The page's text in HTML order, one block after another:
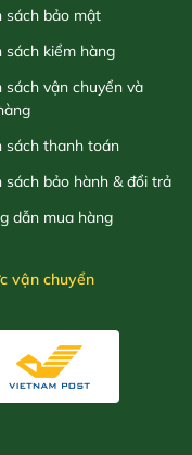
sách bảo mật
sách kiểm hàng
sách vận chuyển và
sách thanh toán
sách bảo hành & đổi trả
dẫn mua hàng
vận chuyển